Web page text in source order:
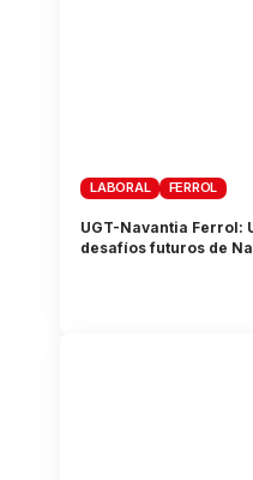
LABORAL FERROL
UGT-Navantia Ferrol:
desafíos futuros de